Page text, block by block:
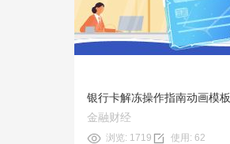
使用
银行卡解冻操作指南动画模板
金融财经
浏览: 1719 使用: 62